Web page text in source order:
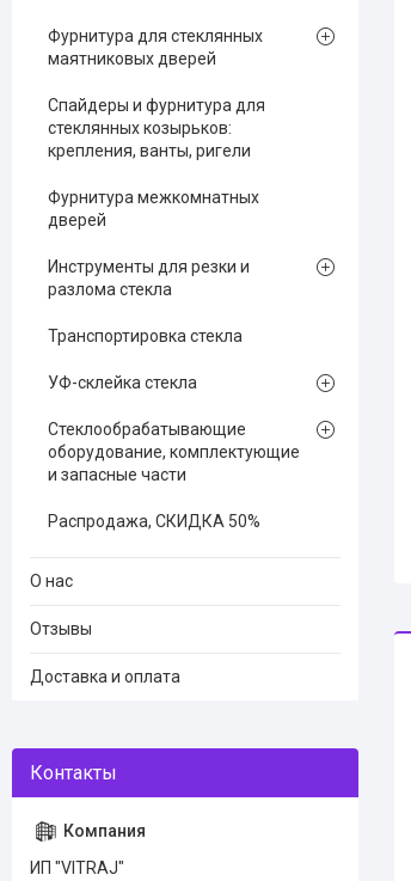
Фурнитура для стеклянных
маятниковых дверей
Спайдеры и фурнитура для
стеклянных козырьков:
крепления, ванты, ригели
Фурнитура межкомнатных
дверей
Инструменты для резки и
разлома стекла
Транспортировка стекла
УФ-склейка стекла
Стеклообрабатывающие
оборудование, комплектующие
и запасные части
Распродажа, СКИДКА 50%
О нас
Отзывы
Доставка и оплата
ИП "VITRAJ"